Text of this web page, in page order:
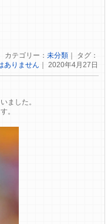
カテゴリー： 未分類｜ タグ：
ありません ｜ 2020年4月27日
ました。
。